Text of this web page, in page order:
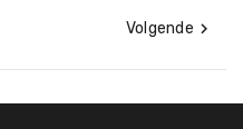
Volgende 